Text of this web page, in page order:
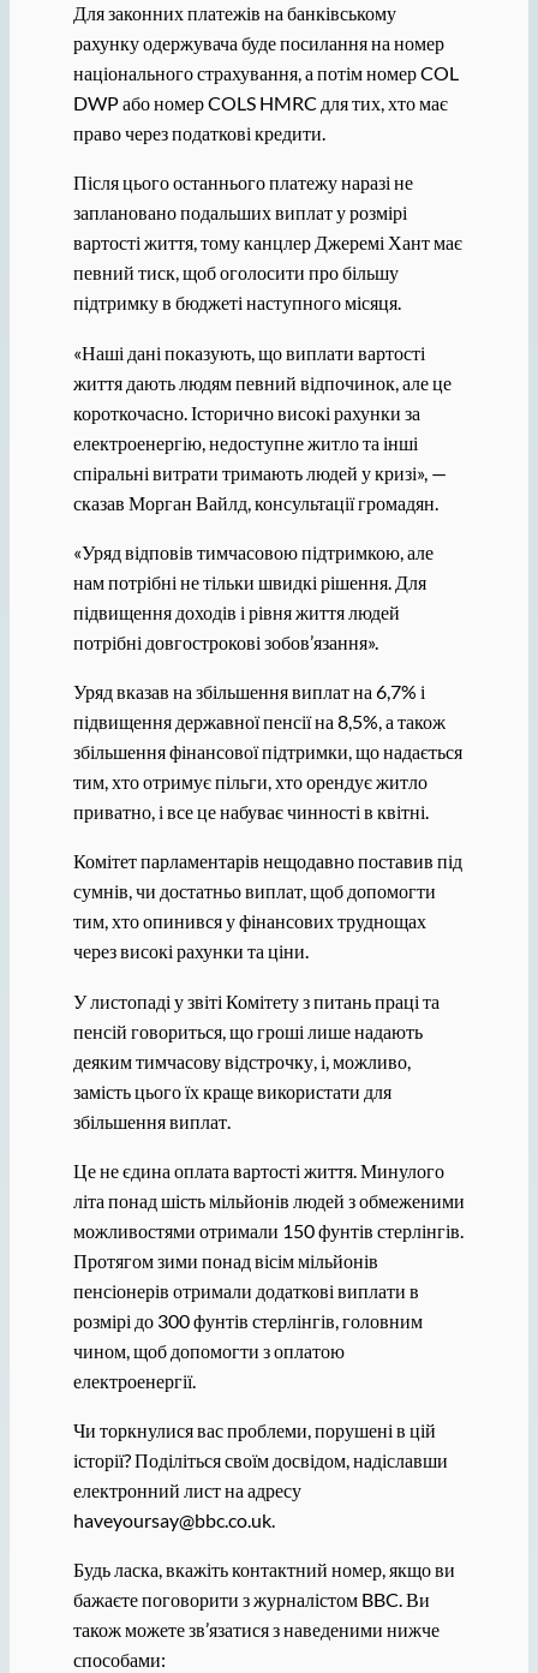
Для законних платежів на банківському
рахунку одержувача буде посилання на номер
національного страхування, а потім номер COL
DWP або номер COLS HMRC для тих, хто має
право через податкові кредити.
Після цього останнього платежу наразі не
заплановано подальших виплат у розмірі
вартості життя, тому канцлер Джеремі Хант має
певний тиск, щоб оголосити про більшу
підтримку в бюджеті наступного місяця.
«Наші дані показують, що виплати вартості
життя дають людям певний відпочинок, але це
короткочасно. Історично високі рахунки за
електроенергію, недоступне житло та інші
спіральні витрати тримають людей у ​​кризі», —
сказав Морган Вайлд, консультації громадян.
«Уряд відповів тимчасовою підтримкою, але
нам потрібні не тільки швидкі рішення. Для
підвищення доходів і рівня життя людей
потрібні довгострокові зобов’язання».
Уряд вказав на збільшення виплат на 6,7% і
підвищення державної пенсії на 8,5%, а також
збільшення фінансової підтримки, що надається
тим, хто отримує пільги, хто орендує житло
приватно, і все це набуває чинності в квітні.
Комітет парламентарів нещодавно поставив під
сумнів, чи достатньо виплат, щоб допомогти
тим, хто опинився у фінансових труднощах
через високі рахунки та ціни.
У листопаді у звіті Комітету з питань праці та
пенсій говориться, що гроші лише надають
деяким тимчасову відстрочку, і, можливо,
замість цього їх краще використати для
збільшення виплат.
Це не єдина оплата вартості життя. Минулого
літа понад шість мільйонів людей з обмеженими
можливостями отримали 150 фунтів стерлінгів.
Протягом зими понад вісім мільйонів
пенсіонерів отримали додаткові виплати в
розмірі до 300 фунтів стерлінгів, головним
чином, щоб допомогти з оплатою
електроенергії.
Чи торкнулися вас проблеми, порушені в цій
історії? Поділіться своїм досвідом, надіславши
електронний лист на адресу
haveyoursay@bbc.co.uk.
Будь ласка, вкажіть контактний номер, якщо ви
бажаєте поговорити з журналістом BBC. Ви
також можете зв’язатися з наведеними нижче
способами: